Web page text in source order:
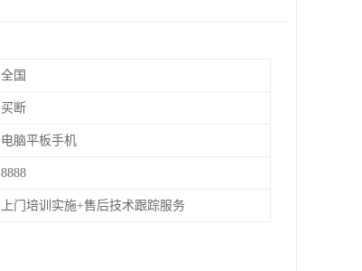
全国
买断
电脑平板手机
8888
上门培训实施+售后技术跟踪服务